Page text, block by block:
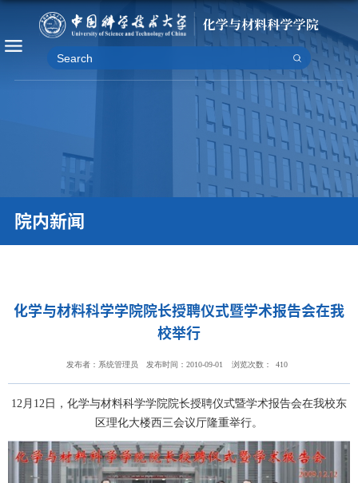
院内新闻
化学与材料科学学院院长授聘仪式暨学术报告会在我
校举行
发布者：系统管理员 发布时间：2010-09-01 浏览次数： 410
12月12日，化学与材料科学学院院长授聘仪式暨学术报告会在我校东
区理化大楼西三会议厅隆重举行。